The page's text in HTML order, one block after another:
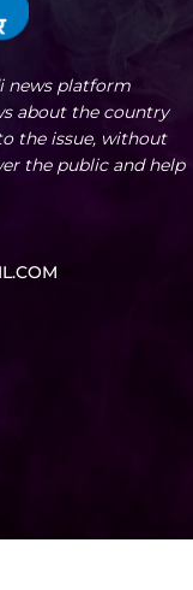
news platform
about the country
the issue, without
the public and help